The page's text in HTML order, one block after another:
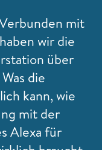
mit
wir die
über
die
kann, wie
mit der
Alexa für